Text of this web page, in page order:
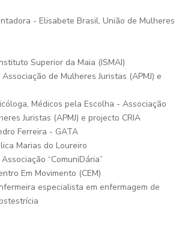
- Elisabete Brasil, União de Mulheres
Superior da Maia (ISMAI)
de Mulheres Juristas (APMJ) e
Médicos pela Escolha - Associação
Juristas (APMJ) e projecto CRIA
Ferreira - GATA
Marias do Loureiro
“ComuniDária”
Em Movimento (CEM)
especialista em enfermagem de